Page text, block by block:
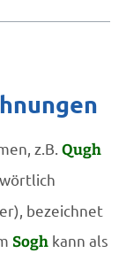
z.B. Qugh
bezeichnet
Sogh kann als